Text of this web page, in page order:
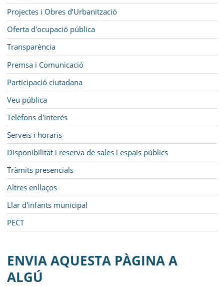
Projectes i Obres d’Urbanització
Oferta d'ocupació pública
Transparència
Premsa i Comunicació
Participació ciutadana
Veu pública
Telèfons d'interés
Serveis i horaris
Disponibilitat i reserva de sales i espais públics
Tràmits presencials
Altres enllaços
Llar d'infants municipal
PECT
ENVIA AQUESTA PÀGINA A
ALGÚ